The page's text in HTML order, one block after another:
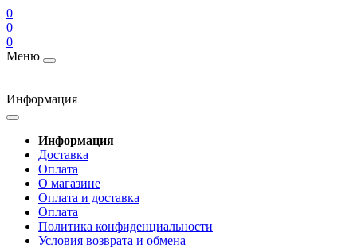
0
0
0
Меню
Информация
Информация
Доставка
Оплата
О магазине
Оплата и доставка
Оплата
Политика конфиденциальности
Условия возврата и обмена